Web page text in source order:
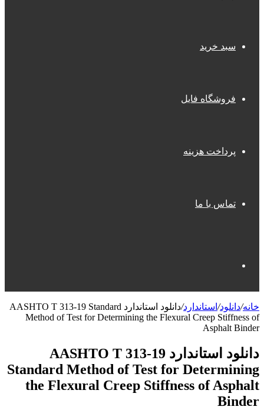
سبد خرید
فروشگاه فایل
پرداخت هزینه
تماس با ما
برای
خانه/دانلود/ استاندارد/
دانلود استاندارد AASHTO T 313-19 Standard
Method of Test for Determining the Flexural Creep Stiffness of
Asphalt Binder
دانلود استاندارد AASHTO T 313-19
Standard Method of Test for Determining
the Flexural Creep Stiffness of Asphalt
Binder